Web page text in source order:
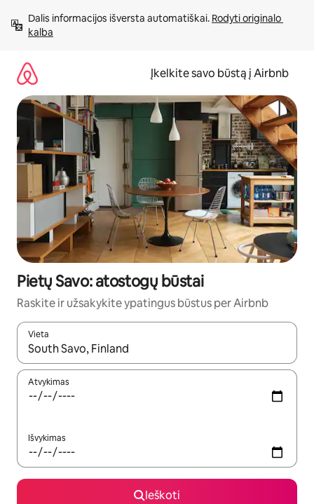
prie
turinio
Dalis informacijos išversta automatiškai. Rodyti originalo
kalba
Įkelkite savo būstą į Airbnb
Pietų Savo: atostogų būstai
Raskite ir užsakykite ypatingus būstus per Airbnb
Vieta
Kai pasirodys paieškos rezultatai, juos naršyti galite
Atvykimas
Išvykimas
Ieškoti